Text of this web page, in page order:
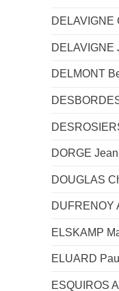
DELAVIGNE
DELAVIGNE
DELMONT
DORGE
DOUGLAS
DUFRENOY
ELSKAMP
ELUARD Paul
ESQUIROS